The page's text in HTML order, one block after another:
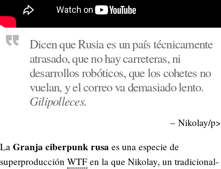
Dicen que Rusia es un país técnicamente
atrasado, que no hay carreteras, ni
desarrollos robóticos, que los cohetes no
vuelan, y el correo va demasiado lento.
Gilipolleces.
– Nikolay/p>
La Granja ciberpunk rusa es una especie de
superproducción WTF en la que Nikolay, un tradicional-